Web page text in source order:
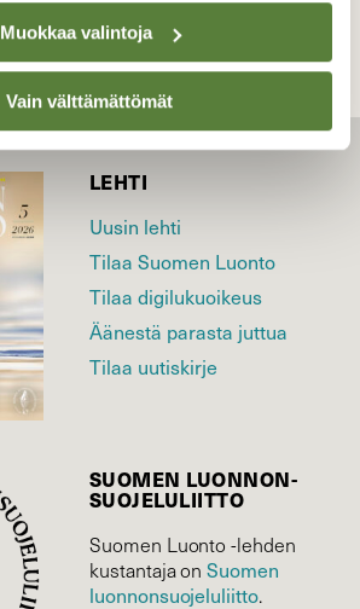
Muokkaa valintoja
Vain välttämättömät
LEHTI
Uusin lehti
Tilaa Suomen Luonto
Tilaa digilukuoikeus
Äänestä parasta juttua
Tilaa uutiskirje
SUOMEN LUONNON­
SUOJELU­LIITTO
Suomen Luonto -lehden
kustantaja onSuomen
luonnonsuojelu­liitto.